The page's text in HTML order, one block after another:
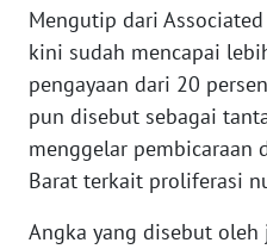
Mengutip dari
kini sudah mencapai
pengayaan dari 20
pun disebut sebagai
menggelar pembicaraan
Barat terkait proliferasi
Angka yang disebut oleh
Informasi
INDEKS
BERITA
KONTAK